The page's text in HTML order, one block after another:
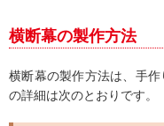
横断幕の製作方法
横断幕の製作方法は、手
の詳細は次のとおりです。